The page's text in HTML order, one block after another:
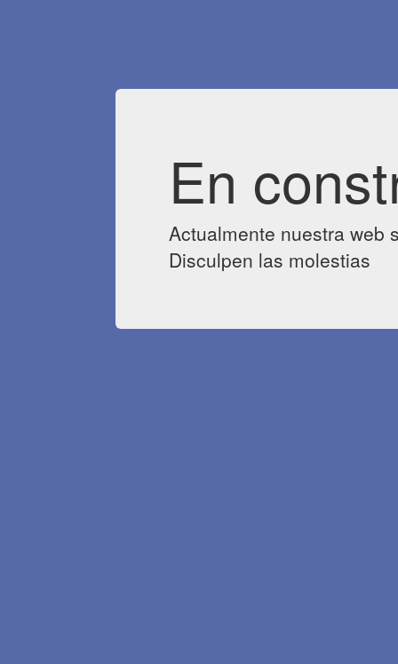
En
Actualmente nuestra web
Disculpen las molestias